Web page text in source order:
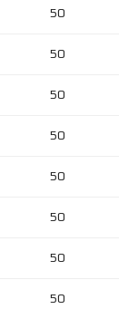
50
50
50
50
50
50
50
50